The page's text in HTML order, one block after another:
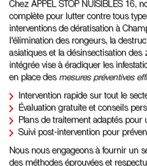
Chez APPEL STOP NUISIBLES 16,
complète pour lutter contre tous
interventions de dératisation à
l'élimination des rongeurs, la
asiatiques et la désinsectisation des
intégrée vise à éradiquer les
en place des mesures préventives
Intervention rapide sur tout le
Évaluation gratuite et conseils
Plans de traitement adaptés pour
Suivi post-intervention pour
Nous nous engageons à fournir un
des méthodes éprouvées et